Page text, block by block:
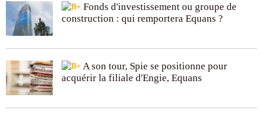
Fonds d'investissement ou groupe de
construction : qui remportera Equans ?
A son tour, Spie se positionne pour
acquérir la filiale d'Engie, Equans